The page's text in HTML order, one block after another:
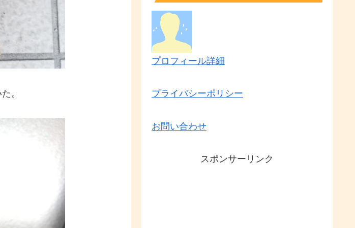
。
プロフィール詳細
プライバシーポリシー
お問い合わせ
スポンサーリンク